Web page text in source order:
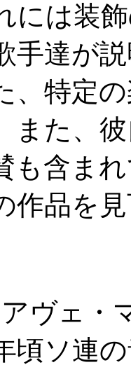
には装
達が
、特定
た、
も含ま
作品を
ヴェ・
頃ソ連